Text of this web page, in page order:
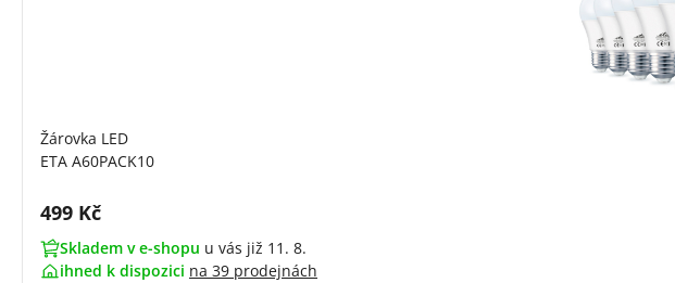
Žárovka LED
ETA A60PACK10
Cena s DPH:
499 Kč
Skladem v e-shopu u vás již 11. 8.
ihned k dispozici na 39 prodejnách